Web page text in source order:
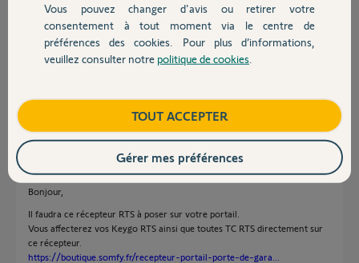
Devis avec un pro
Contact
Christophe P.
il y a environ 3 ans
Réponses
Bonjour,
Il faudra ce récepteur RTS à poser sur votre portail.
Vous affecterez vos Keygo RTS ainsi que toutes TC RTS directement sur
ce récepteur.
https://boutique.somfy.fr/recepteur-portail-porte-de-gara...
Vous pouvez changer d'avis ou retirer votre
consentement à tout moment via le centre de
préférences des cookies. Pour plus d’informations,
veuillez consulter notre politique de cookies
TOUT ACCEPTER
Gérer mes préférences